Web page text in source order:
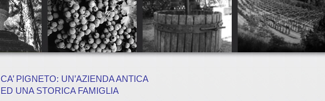
CA’ PIGNETO: UN’AZIENDA ANTICA
ED UNA STORICA FAMIGLIA